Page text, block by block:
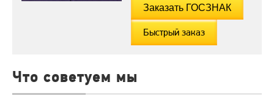
Быстрый заказ
Что советуем мы